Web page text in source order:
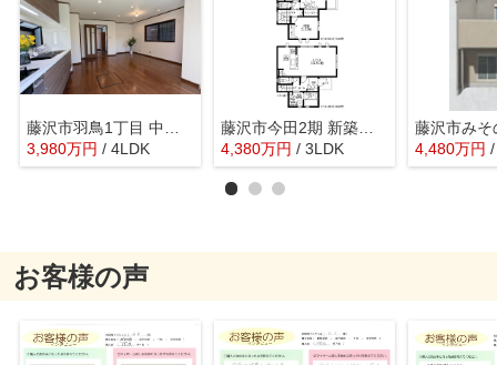
3,980万円 / 4LDK
藤沢市今田2期 新築戸建 全1棟
4,380万円 / 3LDK 4,480万円
お客様の声